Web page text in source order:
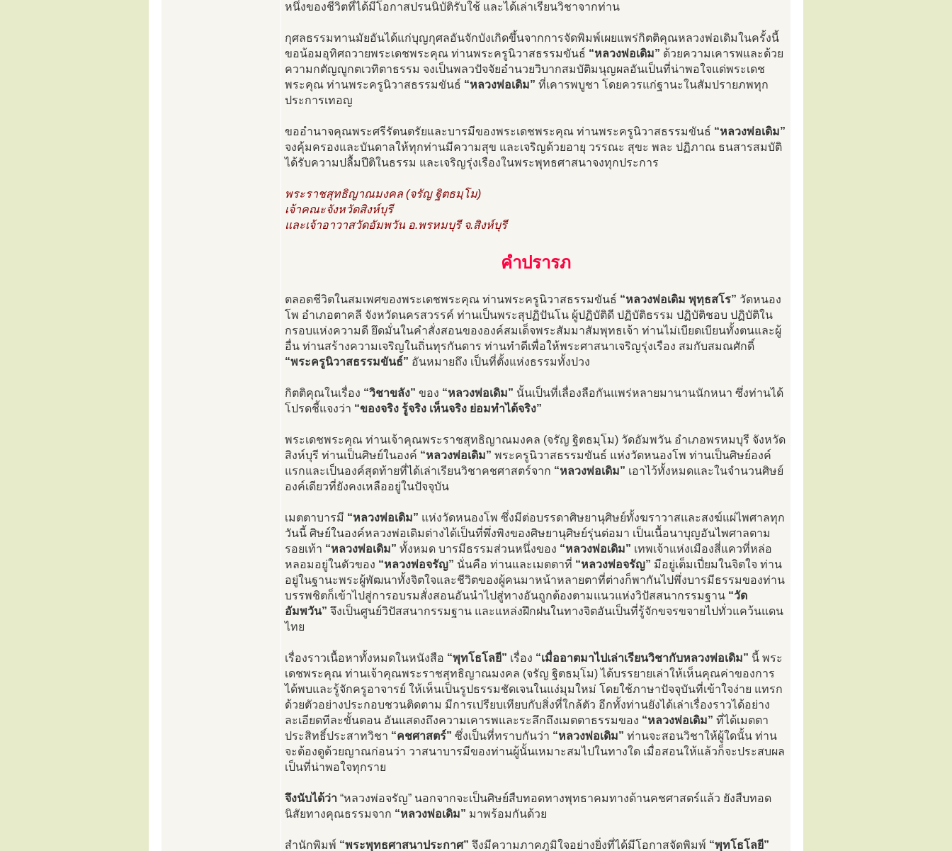
หนึ่งของชีวิตที่ได้มีโอกาสปรนนิบัติรับใช้ และได้เล่าเรียนวิชาจากท่าน
กุศลธรรมทานมัยอันได้แก่บุญกุศลอันจักบังเกิดขึ้นจากการจัดพิมพ์เผยแพร่กิตติคุณหลวงพ่อเดิมในครั้งนี้
ขอน้อมอุทิศถวายพระเดชพระคุณ ท่านพระครูนิวาสธรรมขันธ์ “หลวงพ่อเดิม” ด้วยความเคารพและด้วย
ความกตัญญูกตเวทิตาธรรม จงเป็นพลวปัจจัยอำนวยวิบากสมบัติมนุญผลอันเป็นที่น่าพอใจแด่พระเดช
พระคุณ ท่านพระครูนิวาสธรรมขันธ์ “หลวงพ่อเดิม” ที่เคารพบูชา โดยควรแก่ฐานะในสัมปรายภพทุก
ประการเทอญ
ขออำนาจคุณพระศรีรัตนตรัยและบารมีของพระเดชพระคุณ ท่านพระครูนิวาสธรรมขันธ์ “หลวงพ่อเดิม”
จงคุ้มครองและบันดาลให้ทุกท่านมีความสุข และเจริญด้วยอายุ วรรณะ สุขะ พละ ปฏิภาณ ธนสารสมบัติ
ได้รับความปลื้มปีติในธรรม และเจริญรุ่งเรืองในพระพุทธศาสนาจงทุกประการ
พระราชสุทธิญาณมงคล (จรัญ ฐิตธมฺโม)
เจ้าคณะจังหวัดสิงห์บุรี
และเจ้าอาวาสวัดอัมพวัน อ.พรหมบุรี จ.สิงห์บุรี
คำปรารภ
ตลอดชีวิตในสมเพศของพระเดชพระคุณ ท่านพระครูนิวาสธรรมขันธ์ “หลวงพ่อเดิม พุทฺธสโร” วัดหนอง
โพ อำเภอตาคลี จังหวัดนครสวรรค์ ท่านเป็นพระสุปฏิปันโน ผู้ปฏิบัติดี ปฏิบัติธรรม ปฏิบัติชอบ ปฏิบัติใน
กรอบแห่งความดี ยึดมั่นในคำสั่งสอนขององค์สมเด็จพระสัมมาสัมพุทธเจ้า ท่านไม่เบียดเบียนทั้งตนและผู้
อื่น ท่านสร้างความเจริญในถิ่นทุรกันดาร ท่านทำดีเพื่อให้พระศาสนาเจริญรุ่งเรือง สมกับสมณศักดิ์
“พระครูนิวาสธรรมขันธ์” อันหมายถึง เป็นที่ตั้งแห่งธรรมทั้งปวง
กิตติคุณในเรื่อง “วิชาขลัง” ของ “หลวงพ่อเดิม” นั้นเป็นที่เลื่องลือกันแพร่หลายมานานนักหนา ซึ่งท่านได้
โปรดชี้แจงว่า “ของจริง รู้จริง เห็นจริง ย่อมทำได้จริง”
พระเดชพระคุณ ท่านเจ้าคุณพระราชสุทธิญาณมงคล (จรัญ ฐิตธมฺโม) วัดอัมพวัน อำเภอพรหมบุรี จังหวัด
สิงห์บุรี ท่านเป็นศิษย์ในองค์ “หลวงพ่อเดิม” พระครูนิวาสธรรมขันธ์ แห่งวัดหนองโพ ท่านเป็นศิษย์องค์
แรกและเป็นองค์สุดท้ายที่ได้เล่าเรียนวิชาคชศาสตร์จาก “หลวงพ่อเดิม” เอาไว้ทั้งหมดและในจำนวนศิษย์
องค์เดียวที่ยังคงเหลืออยู่ในปัจจุบัน
เมตตาบารมี “หลวงพ่อเดิม” แห่งวัดหนองโพ ซึ่งมีต่อบรรดาศิษยานุศิษย์ทั้งฆราวาสและสงฆ์แผ่ไพศาลทุก
วันนี้ ศิษย์ในองค์หลวงพ่อเดิมต่างได้เป็นที่พึ่งพิงของศิษยานุศิษย์รุ่นต่อมา เป็นเนื้อนาบุญอันไพศาลตาม
รอยเท้า “หลวงพ่อเดิม” ทั้งหมด บารมีธรรมส่วนหนึ่งของ “หลวงพ่อเดิม” เทพเจ้าแห่งเมืองสี่แควที่หล่อ
หลอมอยู่ในตัวของ “หลวงพ่อจรัญ” นั่นคือ ท่านและเมตตาที่ “หลวงพ่อจรัญ” มีอยู่เต็มเปี่ยมในจิตใจ ท่าน
อยู่ในฐานะพระผู้พัฒนาทั้งจิตใจและชีวิตของผู้คนมาหน้าหลายตาที่ต่างก็พากันไปพึ่งบารมีธรรมของท่าน
บรรพชิตก็เข้าไปสู่การอบรมสั่งสอนอันนำไปสู่ทางอันถูกต้องตามแนวแห่งวิปัสสนากรรมฐาน “วัด
อัมพวัน” จึงเป็นศูนย์วิปัสสนากรรมฐาน และแหล่งฝึกฝนในทางจิตอันเป็นที่รู้จักขจรขจายไปทั่วแคว้นแดน
ไทย
เรื่องราวเนื้อหาทั้งหมดในหนังสือ “พุทโธโลยี” เรื่อง “เมื่ออาตมาไปเล่าเรียนวิชากับหลวงพ่อเดิม” นี้ พระ
เดชพระคุณ ท่านเจ้าคุณพระราชสุทธิญาณมงคล (จรัญ ฐิตธมฺโม) ได้บรรยายเล่าให้เห็นคุณค่าของการ
ได้พบและรู้จักครูอาจารย์ ให้เห็นเป็นรูปธรรมชัดเจนในแง่มุมใหม่ โดยใช้ภาษาปัจจุบันที่เข้าใจง่าย แทรก
ด้วยตัวอย่างประกอบชวนติดตาม มีการเปรียบเทียบกับสิ่งที่ใกล้ตัว อีกทั้งท่านยังได้เล่าเรื่องราวได้อย่าง
ละเอียดทีละขั้นตอน อันแสดงถึงความเคารพและระลึกถึงเมตตาธรรมของ “หลวงพ่อเดิม” ที่ได้เมตตา
ประสิทธิ์ประสาทวิชา “คชศาสตร์” ซึ่งเป็นที่ทราบกันว่า “หลวงพ่อเดิม” ท่านจะสอนวิชาให้ผู้ใดนั้น ท่าน
จะต้องดูด้วยญาณก่อนว่า วาสนาบารมีของท่านผู้นั้นเหมาะสมไปในทางใด เมื่อสอนให้แล้วก็จะประสบผล
เป็นที่น่าพอใจทุกราย
จึงนับได้ว่า “หลวงพ่อจรัญ” นอกจากจะเป็นศิษย์สืบทอดทางพุทธาคมทางด้านคชศาสตร์แล้ว ยังสืบทอด
นิสัยทางคุณธรรมจาก “หลวงพ่อเดิม” มาพร้อมกันด้วย
สำนักพิมพ์ “พระพุทธศาสนาประกาศ” จึงมีความภาคภูมิใจอย่างยิ่งที่ได้มีโอกาสจัดพิมพ์ “พุทโธโลยี”